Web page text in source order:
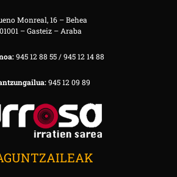
Monreal, 16 – Behea
01001 – Gasteiz – Araba
945 12 88 55 / 945 12 14 88
945 12 09 89